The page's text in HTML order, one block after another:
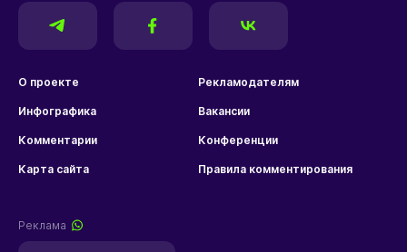
О проекте Рекламодателям
Инфографика Вакансии
Комментарии Конференции
Карта сайта Правила комментирования
Реклама